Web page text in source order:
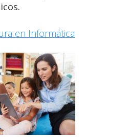
en Informática